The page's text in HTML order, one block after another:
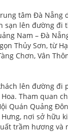
tâm Đà
sạn lên đường
Nam – Đà
Thủy Sơn, từ
Chơn, Vân
lên đường
Tham quan
Quán Quảng
nơi sở hữu
trầm hương